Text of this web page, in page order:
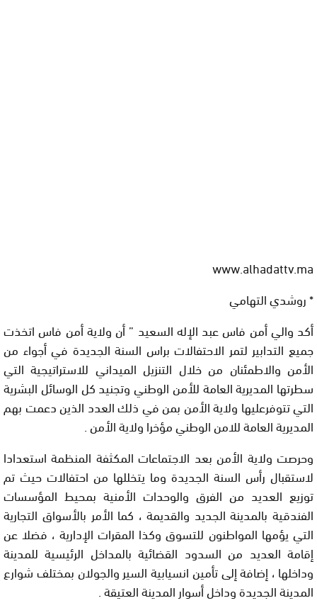
www.alhadattv.ma
* روشدي التهامي
أكد والي أمن فاس عبد الإله السعيد ” أن ولاية أمن فاس اتخذت
جميع التدابير لتمر الاحتفالات براس السنة الجديدة في أجواء من
الأمن والاطمئنان من خلال التنزيل الميداني للاستراتيجية التي
سطرتها المديرية العامة للأمن الوطني وتجنيد كل الوسائل البشرية
التي تتوفرعليها ولاية الأمن بمن في ذلك العدد الذين دعمت بهم
المديرية العامة للامن الوطني مؤخرا ولاية الأمن .
وحرصت ولاية الأمن بعد الاجتماعات المكثفة المنظمة استعدادا
لاستقبال رأس السنة الجديدة وما يتخللها من احتفالات حيث تم
توزيع العديد من الفرق والوحدات الأمنية بمحيط المؤسسات
الفندقية بالمدينة الجديد والقديمة ، كما الأمر بالأسواق التجارية
التي يؤمها المواطنون للتسوق وكذا المقرات الإدارية ، فضلا عن
إقامة العديد من السدود القضائية بالمداخل الرئيسية للمدينة
وداخلها ، إضافة إلى تأمين انسيابية السير والجولان بمختلف شوارع
المدينة الجديدة وداخل أسوار المدينة العتيقة .